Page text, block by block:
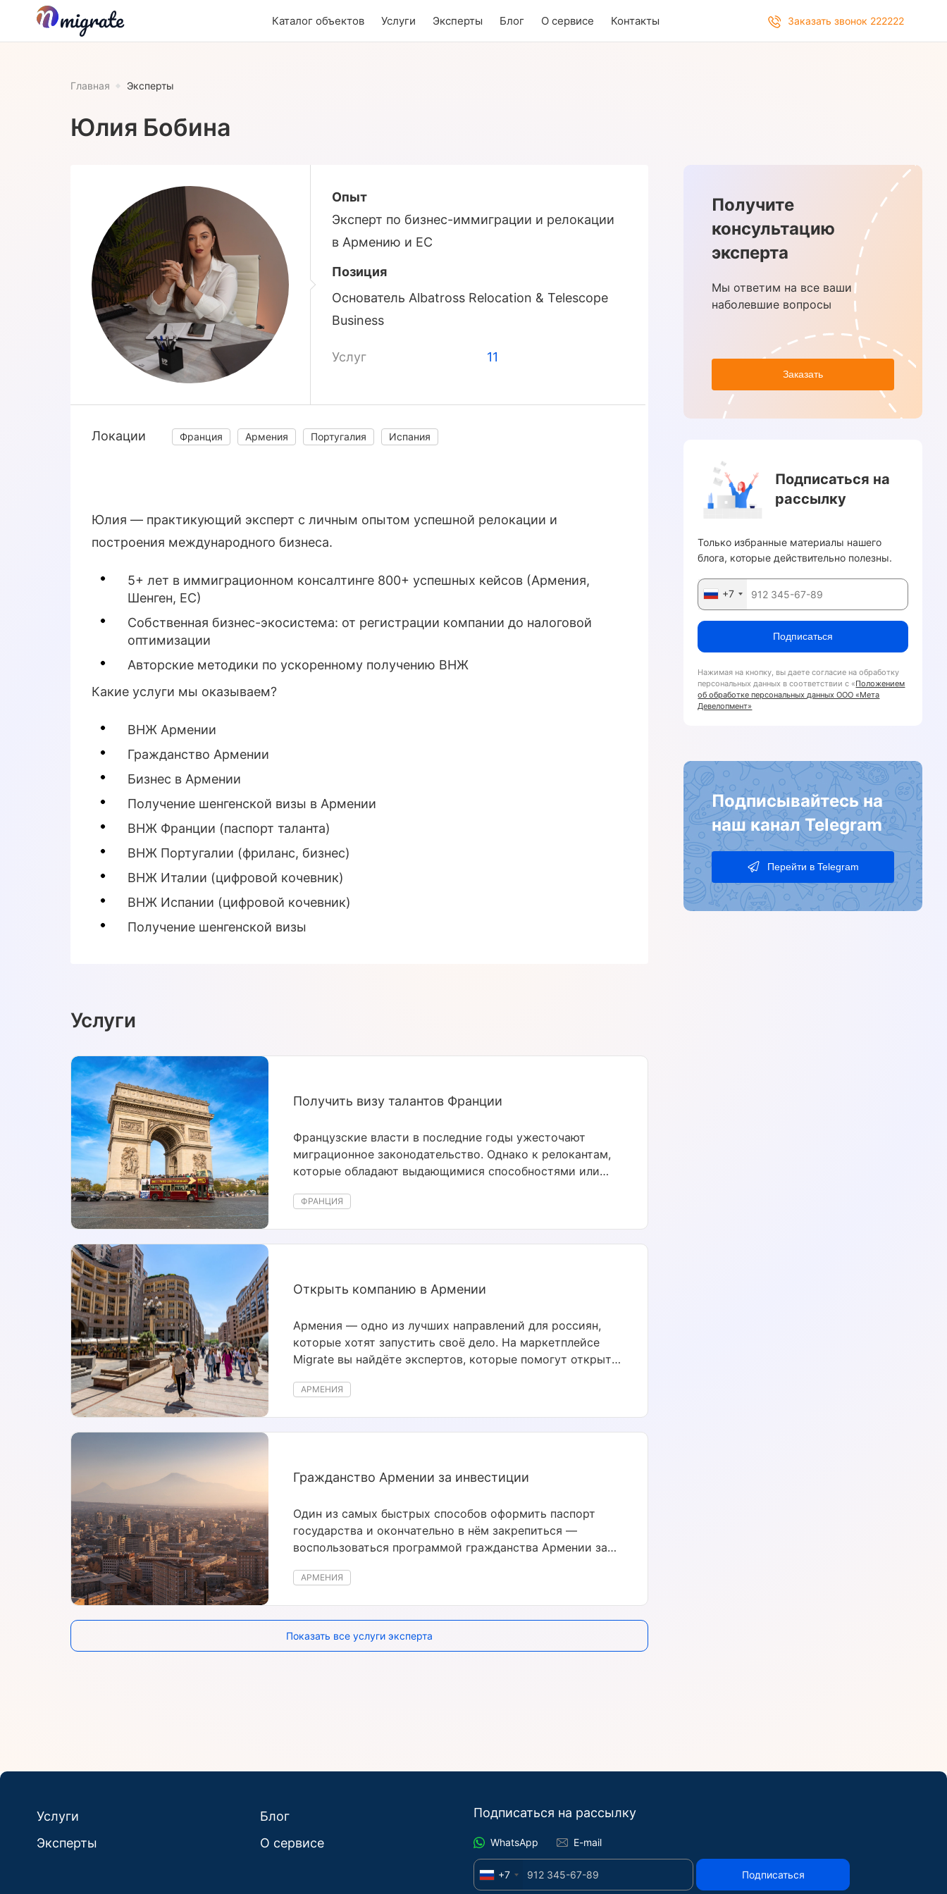
Каталог объектов Услуги Эксперты Блог О сервисе Контакты Заказать звонок 222222
Главная Эксперты
Юлия Бобина
Опыт
Эксперт по бизнес-иммиграции и релокации
в Армению и ЕС
Позиция
Основатель Albatross Relocation & Telescope
Business
Услуг 11
Локации Франция Армения Португалия Испания
Юлия — практикующий эксперт с личным опытом успешной релокации и
построения международного бизнеса.
5+ лет в иммиграционном консалтинге 800+ успешных кейсов (Армения,
Шенген, ЕС)
Собственная бизнес-экосистема: от регистрации компании до налоговой
оптимизации
Авторские методики по ускоренному получению ВНЖ
Какие услуги мы оказываем?
ВНЖ Армении
Гражданство Армении
Бизнес в Армении
Получение шенгенской визы в Армении
ВНЖ Франции (паспорт таланта)
ВНЖ Португалии (фриланс, бизнес)
ВНЖ Италии (цифровой кочевник)
ВНЖ Испании (цифровой кочевник)
Получение шенгенской визы
Услуги
Получить визу талантов Франции
ФРАНЦИЯ
Французские власти в последние годы ужесточают
миграционное законодательство. Однако к релокантам,
которые обладают выдающимися способностями или
зрения вклада в развитие французской экономики, науки
Открыть компанию в Армении
АРМЕНИЯ
Армения — одно из лучших направлений для россиян,
которые хотят запустить своё дело. На маркетплейсе
Migrate вы найдёте экспертов, которые помогут открыть
Гражданство Армении за инвестиции
АРМЕНИЯ
Один из самых быстрых способов оформить паспорт
государства и окончательно в нём закрепиться —
воспользоваться программой гражданства Армении за
Показать все услуги эксперта
Получите
консультацию
эксперта
Мы ответим на все ваши
наболевшие вопросы
Заказать
Подписаться на
рассылку
Только избранные материалы нашего
блога, которые действительно полезны.
+7
Подписаться
Нажимая на кнопку, вы даете согласие на обработку
персональных данных в соответствии с «Положением
об обработке персональных данных ООО «Мета
Девелопмент»
Подписывайтесь на
наш канал Telegram
Перейти в Telegram
Услуги
Эксперты
Блог
О сервисе
Подписаться на рассылку
WhatsApp E-mail
+7 Подписаться